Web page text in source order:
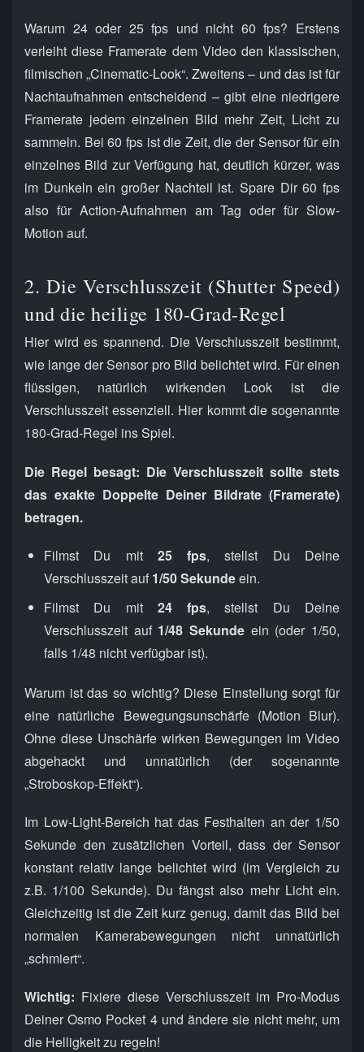
Warum 24 oder 25 fps und nicht 60 fps? Erstens
verleiht diese Framerate dem Video den klassischen,
filmischen „Cinematic-Look“. Zweitens – und das ist für
Nachtaufnahmen entscheidend – gibt eine niedrigere
Framerate jedem einzelnen Bild mehr Zeit, Licht zu
sammeln. Bei 60 fps ist die Zeit, die der Sensor für ein
einzelnes Bild zur Verfügung hat, deutlich kürzer, was
im Dunkeln ein großer Nachteil ist. Spare Dir 60 fps
also für Action-Aufnahmen am Tag oder für Slow-
Motion auf.
2. Die Verschlusszeit (Shutter Speed)
und die heilige 180-Grad-Regel
Hier wird es spannend. Die Verschlusszeit bestimmt,
wie lange der Sensor pro Bild belichtet wird. Für einen
flüssigen, natürlich wirkenden Look ist die
Verschlusszeit essenziell. Hier kommt die sogenannte
180-Grad-Regel ins Spiel.
Die Regel besagt: Die Verschlusszeit sollte stets
das exakte Doppelte Deiner Bildrate (Framerate)
betragen.
Filmst Du mit 25 fps, stellst Du Deine
Verschlusszeit auf 1/50 Sekundeein.
Filmst Du mit 24 fps, stellst Du Deine
Verschlusszeit auf 1/48 Sekunde ein (oder 1/50,
falls 1/48 nicht verfügbar ist).
Warum ist das so wichtig? Diese Einstellung sorgt für
eine natürliche Bewegungsunschärfe (Motion Blur).
Ohne diese Unschärfe wirken Bewegungen im Video
abgehackt und unnatürlich (der sogenannte
„Stroboskop-Effekt“).
Im Low-Light-Bereich hat das Festhalten an der 1/50
Sekunde den zusätzlichen Vorteil, dass der Sensor
konstant relativ lange belichtet wird (im Vergleich zu
z.B. 1/100 Sekunde). Du fängst also mehr Licht ein.
Gleichzeitig ist die Zeit kurz genug, damit das Bild bei
normalen Kamerabewegungen nicht unnatürlich
„schmiert“.
Wichtig: Fixiere diese Verschlusszeit im Pro-Modus
Deiner Osmo Pocket 4 und ändere sie nicht mehr, um
die Helligkeit zu regeln!